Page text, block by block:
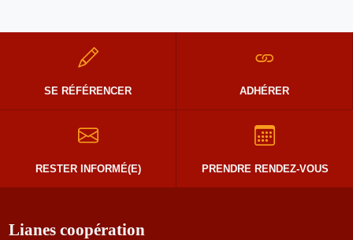
SE RÉFÉRENCER ADHÉRER
RESTER INFORMÉ(E) PRENDRE RENDEZ-VOUS
Lianes coopération